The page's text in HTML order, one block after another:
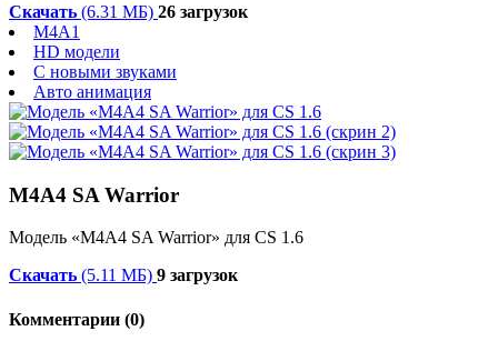
Скачать (6.31 МБ) 26 загрузок
M4A1
HD модели
С новыми звуками
Авто анимация
M4A4 SA Warrior
Модель «M4A4 SA Warrior» для CS 1.6
Скачать (5.11 МБ) 9 загрузок
Комментарии (0)